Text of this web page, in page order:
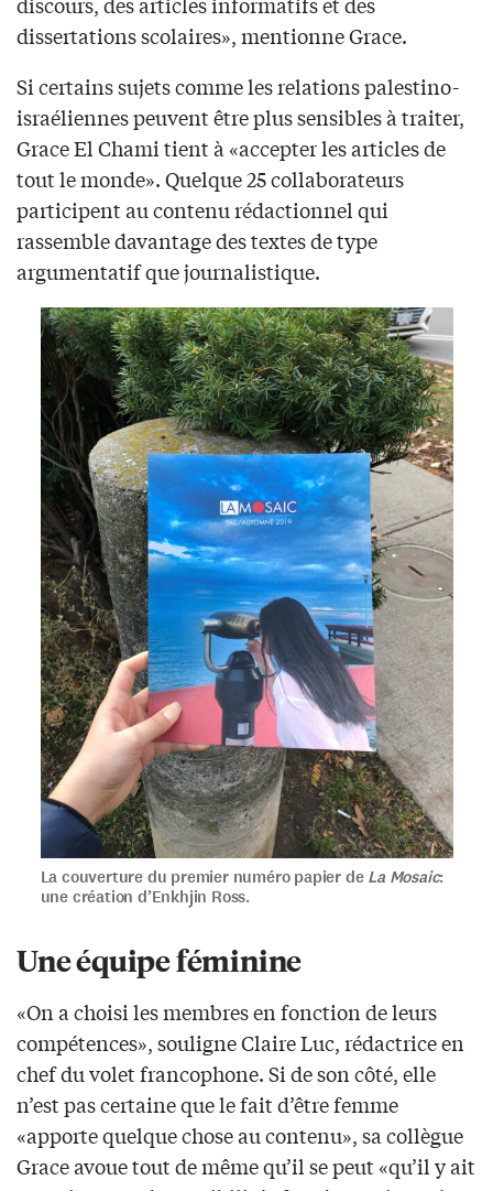
dissertations scolaires», mentionne Grace.
Si certains sujets comme les relations palestino-
israéliennes peuvent être plus sensibles à traiter,
Grace El Chami tient à «accepter les articles de
tout le monde». Quelque 25 collaborateurs
participent au contenu rédactionnel qui
rassemble davantage des textes de type
argumentatif que journalistique.
La couverture du premier numéro papier deLa Mosaic:
une création d’Enkhjin Ross.
Une équipe féminine
«On a choisi les membres en fonction de leurs
compétences», souligne Claire Luc, rédactrice en
chef du volet francophone. Si de son côté, elle
n’est pas certaine que le fait d’être femme
«apporte quelque chose au contenu», sa collègue
Grace avoue tout de même qu’il se peut «qu’il y ait